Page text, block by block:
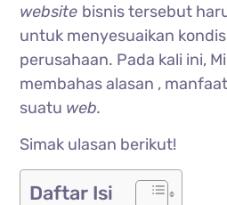
website bisnis tersebut
untuk menyesuaikan
perusahaan. Pada kali ini,
membahas alasan ,
suatu web.
Simak ulasan berikut!
Daftar Isi